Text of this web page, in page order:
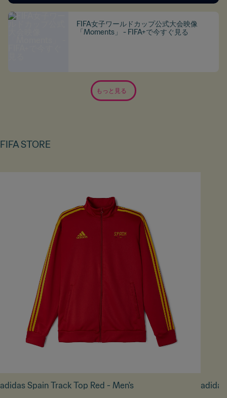
FIFA女子ワールドカップ公式大会映像
「Moments」 - FIFA+で今すぐ見る
もっと見る
FIFA STORE
adidas Spain Track Top Red - Men's